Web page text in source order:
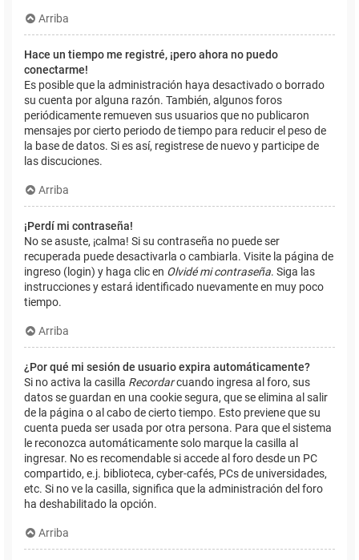
Arriba
Hace un tiempo me registré, ¡pero ahora no puedo
conectarme!
Es posible que la administración haya desactivado o borrado
su cuenta por alguna razón. También, algunos foros
periódicamente remueven sus usuarios que no publicaron
mensajes por cierto periodo de tiempo para reducir el peso de
la base de datos. Si es así, registrese de nuevo y participe de
las discuciones.
Arriba
¡Perdí mi contraseña!
No se asuste, ¡calma! Si su contraseña no puede ser
recuperada puede desactivarla o cambiarla. Visite la página de
ingreso (login) y haga clic en Olvidé mi contraseña. Siga las
instrucciones y estará identificado nuevamente en muy poco
tiempo.
Arriba
¿Por qué mi sesión de usuario expira automáticamente?
Si no activa la casilla Recordarcuando ingresa al foro, sus
datos se guardan en una cookie segura, que se elimina al salir
de la página o al cabo de cierto tiempo. Esto previene que su
cuenta pueda ser usada por otra persona. Para que el sistema
le reconozca automáticamente solo marque la casilla al
ingresar. No es recomendable si accede al foro desde un PC
compartido, e.j. biblioteca, cyber-cafés, PCs de universidades,
etc. Si no ve la casilla, significa que la administración del foro
ha deshabilitado la opción.
Arriba